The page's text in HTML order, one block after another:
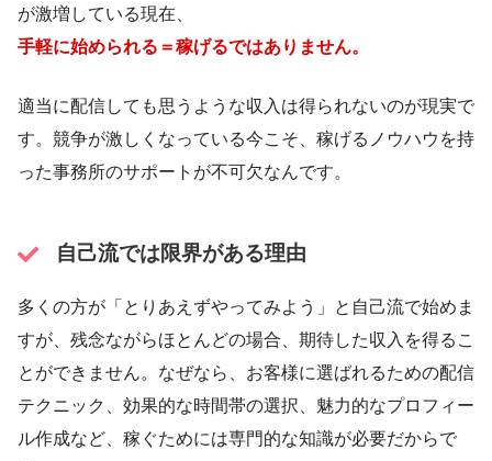
が激増している現在、
手軽に始められる＝稼げるではありません。
適当に配信しても思うような収入は得られないのが現実で
す。競争が激しくなっている今こそ、稼げるノウハウを持
った事務所のサポートが不可欠なんです。
自己流では限界がある理由
多くの方が「とりあえずやってみよう」と自己流で始めま
すが、残念ながらほとんどの場合、期待した収入を得るこ
とができません。なぜなら、お客様に選ばれるための配信
テクニック、効果的な時間帯の選択、魅力的なプロフィー
ル作成など、稼ぐためには専門的な知識が必要だからで